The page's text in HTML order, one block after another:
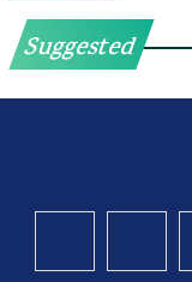
Suggested